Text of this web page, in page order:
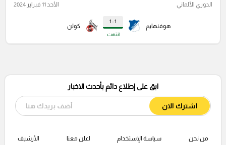
هوفنهايم
1 : 1
انتهت
كولن
الدوري الألماني الأحد 11 فبراير 2024
ابق على إطلاع دائم بأحدث الاخبار
اشترك الان
من نحن سياسة الإستخدام اعلن معنا الأرشيف